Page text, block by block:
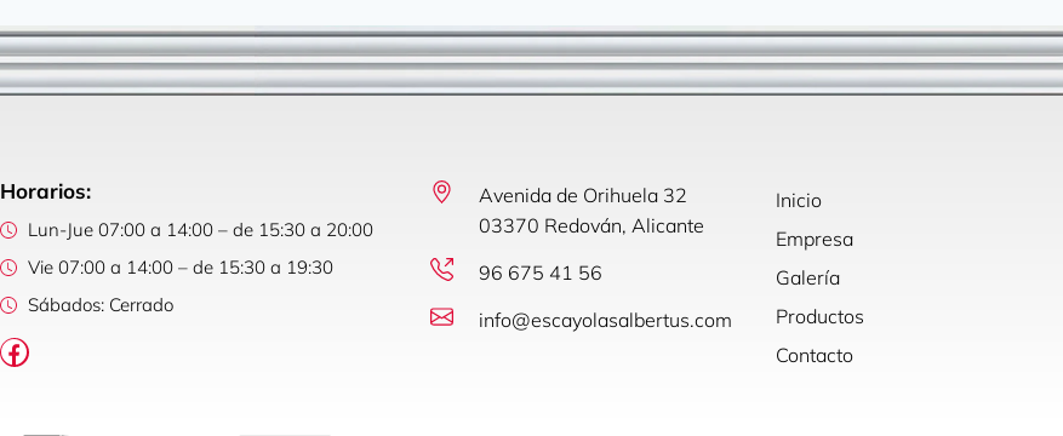
Horarios:
Lun-Jue 07:00 a 14:00 – de 15:30 a 20:00
Vie 07:00 a 14:00 – de 15:30 a 19:30
Sábados: Cerrado
Avenida de Orihuela 32
03370 Redován, Alicante
96 675 41 56
info@escayolasalbertus.com
Inicio
Empresa
Galería
Productos
Contacto